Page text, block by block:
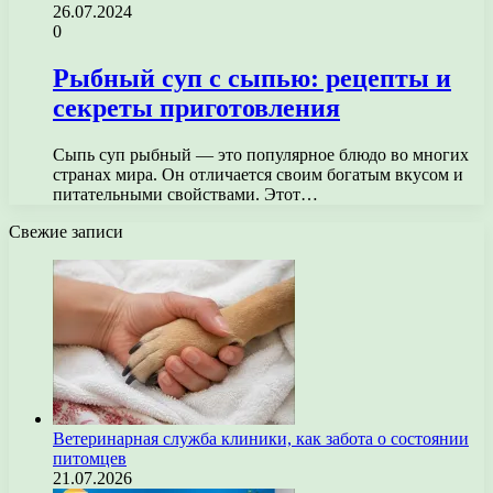
26.07.2024
0
Рыбный суп с сыпью: рецепты и
секреты приготовления
Сыпь суп рыбный — это популярное блюдо во многих
странах мира. Он отличается своим богатым вкусом и
питательными свойствами. Этот…
Свежие записи
Ветеринарная служба клиники, как забота о состоянии
питомцев
21.07.2026